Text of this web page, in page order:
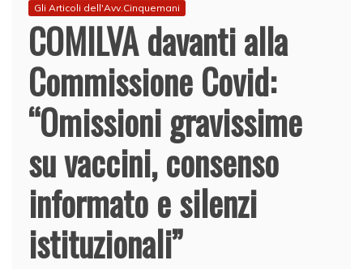
Gli Articoli dell'Avv.Cinquemani
COMILVA davanti alla
Commissione Covid:
“Omissioni gravissime
su vaccini, consenso
informato e silenzi
istituzionali”